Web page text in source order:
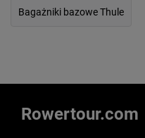
Bagażniki bazowe Thule
Rowertour.com